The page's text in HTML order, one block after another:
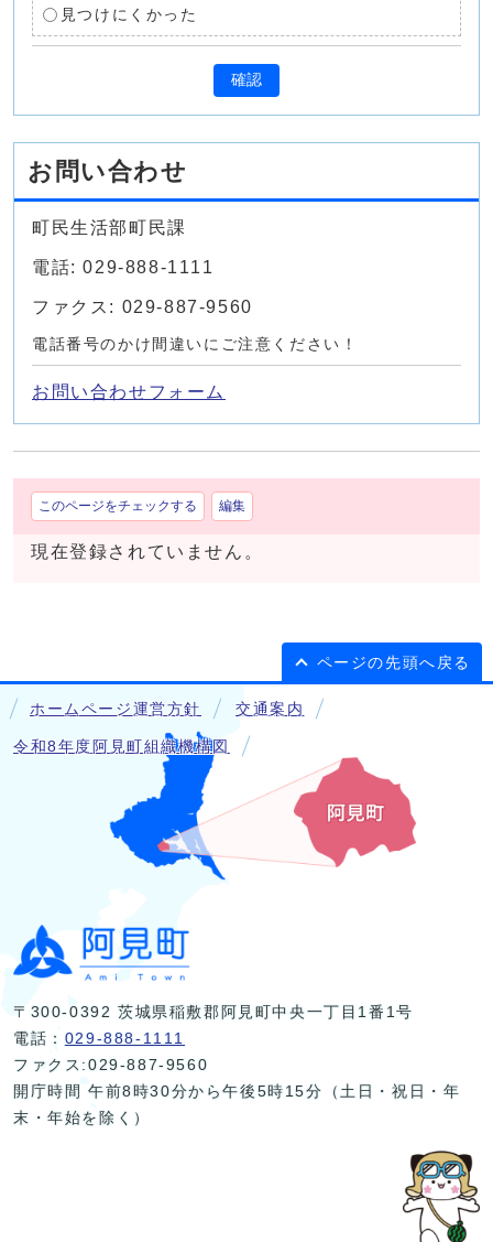
見つけにくかった
確認
お問い合わせ
町民生活部町民課
電話: 029-888-1111
ファクス: 029-887-9560
電話番号のかけ間違いにご注意ください！
お問い合わせフォーム
このページをチェックする 編集
現在登録されていません。
ページの先頭へ戻る
ホームページ運営方針 交通案内
令和8年度阿見町組織機構図
〒300-0392 茨城県稲敷郡阿見町中央一丁目1番1号
電話： 029-888-1111
ファクス:029-887-9560
開庁時間 午前8時30分から午後5時15分（土日・祝日・年
末・年始を除く）